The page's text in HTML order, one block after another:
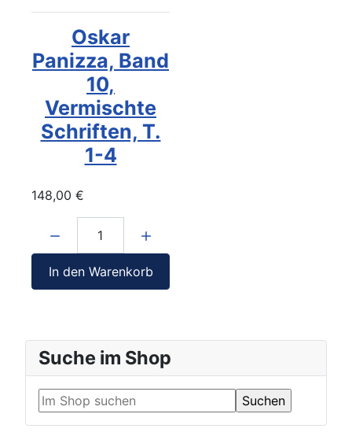
Oskar
Panizza, Band
10,
Vermischte
Schriften, T.
1-4
148,00 €
In den Warenkorb
Suche im Shop